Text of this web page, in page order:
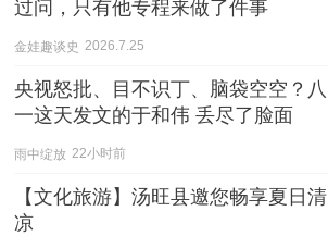
过问，只有他专程来做了件事
金娃趣谈史 2026.7.25
央视怒批、目不识丁、脑袋空空？八
一这天发文的于和伟 丢尽了脸面
雨中绽放 22小时前
【文化旅游】汤旺县邀您畅享夏日清
凉